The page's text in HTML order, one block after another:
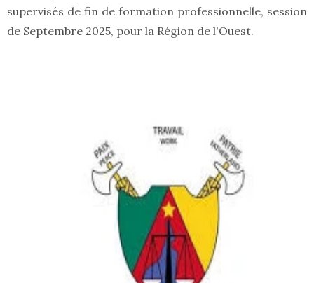
supervisés de fin de formation professionnelle, session
de Septembre 2025, pour la Région de l'Ouest.